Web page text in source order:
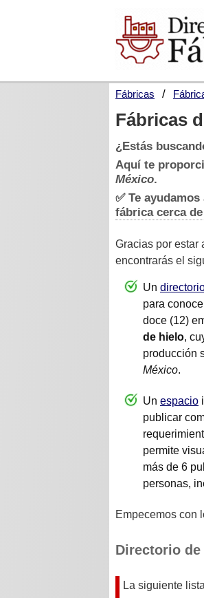
Fábricas
Fábricas
¿Estás
Aquí te
México.
✅ Te
fábrica cerca
Gracias por estar
encontrarás el
Un
para
doce (12)
de hielo,
producción
México.
Un espacio
publicar
permite
más de 6
personas,
Empecemos con
Directorio de
La siguiente